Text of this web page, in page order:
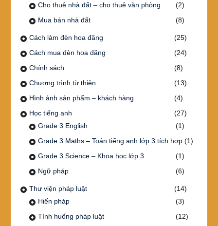
Cho thuê nhà đất – cho thuê văn phòng
(2)
Mua bán nhà đất
(8)
Cách làm đèn hoa đăng
(25)
Cách mua đèn hoa đăng
(24)
Chính sách
(8)
Chương trình từ thiện
(13)
Hình ảnh sản phẩm – khách hàng
(4)
Học tiếng anh
(27)
Grade 3 English
(1)
Grade 3 Maths – Toán tiếng anh lớp 3 tích hợp(1)
Grade 3 Science – Khoa học lớp 3
(1)
Ngữ pháp
(6)
Thư viện pháp luật
(14)
Hiến pháp
(3)
Tình huống pháp luật
(12)